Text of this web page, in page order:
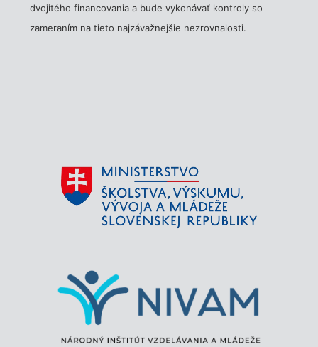
dvojitého financovania a bude vykonávať kontroly so
zameraním na tieto najzávažnejšie nezrovnalosti.